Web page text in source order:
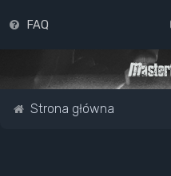
FAQ
Strona główna